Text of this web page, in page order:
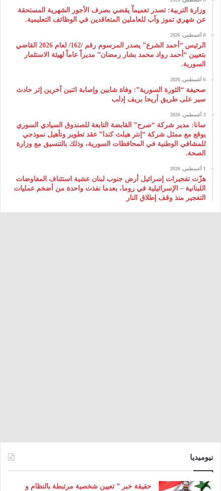
وزارة التربية: تصدر تعميماً يقضي بصرف الأجور الشهرية المستحقة
عن شهري تموز وآب للعاملين المتعاقدين في الوظائف التعليمية.
6 أغسطس، 2026
الرئيس “أحمد الشرع” يصدر المرسوم رقم /162/ لعام 2026 ‌القاضي
بتعيين “أحمد رواد محمد بشار رمضان” مديراً عاماً لهيئة ‌الاستثمار
السورية.
6 أغسطس، 2026
صحيفة “الثورة السورية”: وفاة شابين وإصابة اثنين آخرين إثر حادث
سير على طريق أريحا بريف إدلب
3 أغسطس، 2026
سانا: مدير شركة “صرح” القابضة التابعة للصندوق السيادي السوري
يوقع مع ممثل شركة “إنتر هيلث كندا” عقد تطوير وتأهيل نموذجي
للمشافي الوطنية في المحافظات السورية، وذلك بالتنسيق مع وزارة
الصحة.
1 أغسطس، 2026
هزّت تفجيرات إسرائيل أرض جنوب لبنان عشية استئناف المفاوضات
اللبنانية – الإسرائيلية في روما، بعدما نفذت واحدة من أضخم عمليات
التفجير منذ وقف إطلاق النار
نيوميديا
حقيقة خبر ” تعيين شخصية مرتبطة بالنظام و